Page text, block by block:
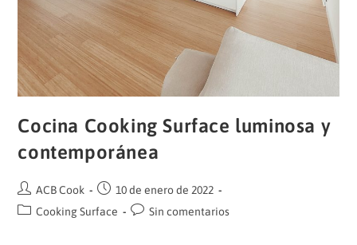
Cocina Cooking Surface luminosa y
contemporánea
Autor
de
ACB Cook
Publicación
de
10 de enero de 2022
Categoría
Cooking Surface
Comentarios
Sin comentarios